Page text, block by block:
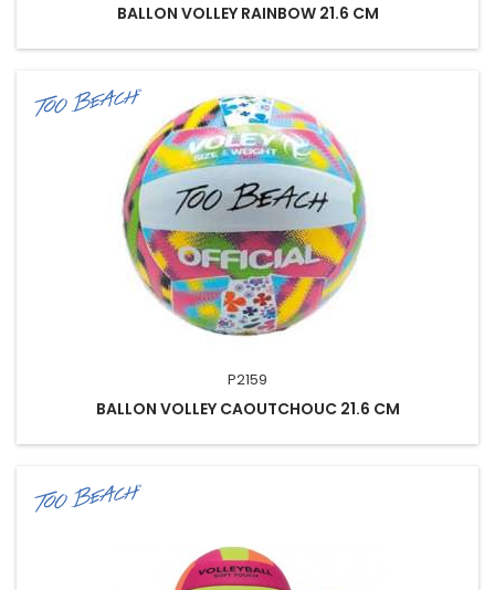
BALLON VOLLEY RAINBOW 21.6 CM
P2159
BALLON VOLLEY CAOUTCHOUC 21.6 CM